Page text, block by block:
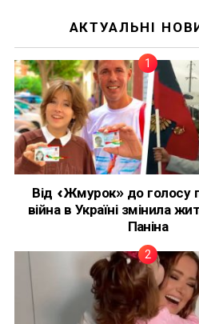
АКТУАЛЬНІ
Від «Жмурок» до голосу
війна в Україні змінила
Паніна